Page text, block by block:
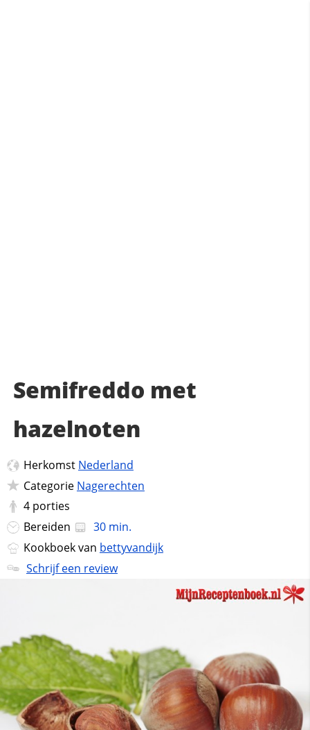
Semifreddo met
hazelnoten
Herkomst Nederland
Categorie Nagerechten
4 porties
Bereiden
30 min.
Kookboek van bettyvandijk
Schrijf een review